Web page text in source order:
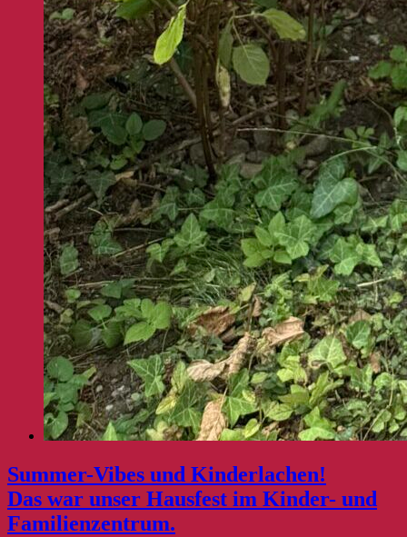
Summer-Vibes und Kinderlachen!
Das war unser Hausfest im Kinder- und
Familienzentrum.